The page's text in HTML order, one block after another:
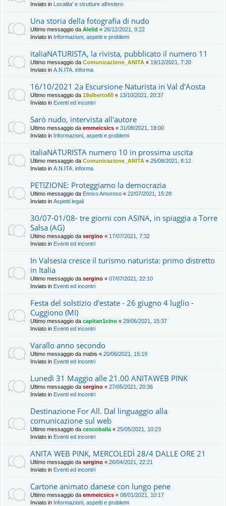
Inviato in Localita' e strutture all'estero
Una storia della fotografia di nudo
Ultimo messaggio da Alelid « 26/12/2021, 9:22
Inviato in Informazioni, aspetti e problemi
italiaNATURISTA, la rivista, pubblicato il numero 11
Ultimo messaggio da Comunicazione_ANITA « 19/12/2021, 7:20
Inviato in A.N.ITA. informa
16/10/2021 2a Escursione Naturista in Val d'Aosta
Ultimo messaggio da 19alberto60 « 13/10/2021, 20:37
Inviato in Eventi ed incontri
Sarò nudo, intervista all'autore
Ultimo messaggio da emmeicsics « 31/08/2021, 18:00
Inviato in Informazioni, aspetti e problemi
italiaNATURISTA numero 10 in prossima uscita
Ultimo messaggio da Comunicazione_ANITA « 25/08/2021, 8:12
Inviato in A.N.ITA. informa
PETIZIONE: Proteggiamo la democrazia
Ultimo messaggio da Enrico Amoroso « 22/07/2021, 15:28
Inviato in Aspetti legali
30/07-01/08- tre giorni con ASINA, in spiaggia a Torre
Salsa (AG)
Ultimo messaggio da sergino « 17/07/2021, 7:32
Inviato in Eventi ed incontri
In Valsesia cresce il turismo naturista: primo distretto
in Italia
Ultimo messaggio da sergino « 07/07/2021, 22:10
Inviato in Eventi ed incontri
Festa del solstizio d'estate - 26 giugno 4 luglio -
Cuggiono (MI)
Ultimo messaggio da capitan1cino « 29/06/2021, 15:37
Inviato in Eventi ed incontri
Varallo anno secondo
Ultimo messaggio da mabis « 20/06/2021, 15:19
Inviato in Eventi ed incontri
Lunedì 31 Maggio alle 21.00 ANITAWEB PINK
Ultimo messaggio da sergino « 27/05/2021, 20:36
Inviato in Eventi ed incontri
Destinazione For All. Dal linguaggio alla
comunicazione sul web
Ultimo messaggio da cescoballa « 25/05/2021, 10:23
Inviato in Eventi ed incontri
ANITA WEB PINK, MERCOLEDÌ 28/4 DALLE ORE 21
Ultimo messaggio da sergino « 26/04/2021, 22:21
Inviato in Eventi ed incontri
Cartone animato danese con lungo pene
Ultimo messaggio da emmeicsics « 08/01/2021, 10:17
Inviato in Informazioni, aspetti e problemi